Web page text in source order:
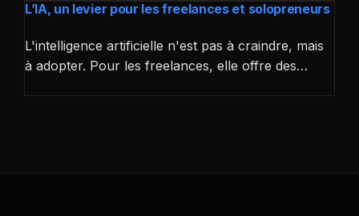
L’IA, un levier pour les freelances et solopreneurs
L'intelligence artificielle n'est pas à craindre, mais
à adopter. Pour les freelances, elle offre des…